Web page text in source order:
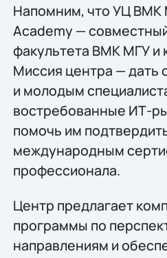
Напомним, что УЦ ВМК
Academy —
факультета ВМК МГУ и
Миссия центра — дать
и молодым
востребованные ИТ-
помочь им
международным
профессионала.
Центр предлагает
программы по
направлениям и